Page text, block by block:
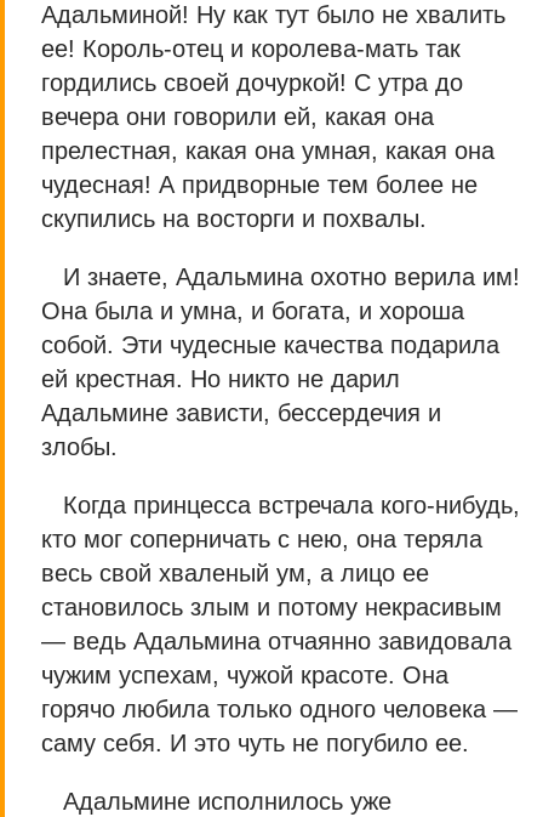
Адальминой! Ну как тут было не хвалить
ее! Король-отец и королева-мать так
гордились своей дочуркой! С утра до
вечера они говорили ей, какая она
прелестная, какая она умная, какая она
чудесная! А придворные тем более не
скупились на восторги и похвалы.
И знаете, Адальмина охотно верила им!
Она была и умна, и богата, и хороша
собой. Эти чудесные качества подарила
ей крестная. Но никто не дарил
Адальмине зависти, бессердечия и
злобы.
Когда принцесса встречала кого-нибудь,
кто мог соперничать с нею, она теряла
весь свой хваленый ум, а лицо ее
становилось злым и потому некрасивым
— ведь Адальмина отчаянно завидовала
чужим успехам, чужой красоте. Она
горячо любила только одного человека —
саму себя. И это чуть не погубило ее.
Адальмине исполнилось уже